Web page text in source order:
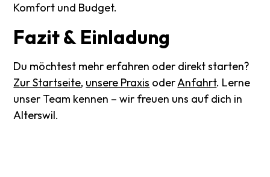
Komfort und Budget.
Fazit& Einladung
Du möchtest mehr erfahren oder direkt starten?
Zur Startseite, unsere Praxis oderAnfahrt. Lerne
unser Team kennen – wir freuen uns auf dich in
Alterswil.